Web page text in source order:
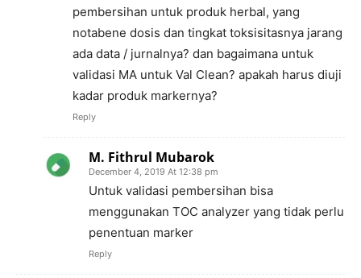
pembersihan untuk produk herbal, yang
notabene dosis dan tingkat toksisitasnya jarang
ada data / jurnalnya? dan bagaimana untuk
validasi MA untuk Val Clean? apakah harus diuji
kadar produk markernya?
Reply
M. Fithrul Mubarok
December 4, 2019 At 12:38 pm
Untuk validasi pembersihan bisa
menggunakan TOC analyzer yang tidak perlu
penentuan marker
Reply